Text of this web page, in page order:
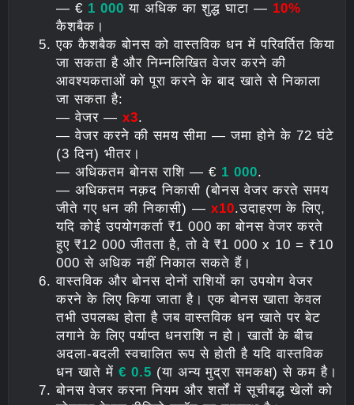
— € 1 000 या अधिक का शुद्ध घाटा — 10%
कैशबैक।
एक कैशबैक बोनस को वास्तविक धन में परिवर्तित किया
जा सकता है और निम्नलिखित वेजर करने की
आवश्यकताओं को पूरा करने के बाद खाते से निकाला
जा सकता है:
— वेजर — х3.
— वेजर करने की समय सीमा — जमा होने के 72 घंटे
(3 दिन) भीतर।
— अधिकतम बोनस राशि — € 1 000.
— अधिकतम नक़द निकासी (बोनस वेजर करते समय
जीते गए धन की निकासी) — x10.उदाहरण के लिए,
यदि कोई उपयोगकर्ता ₹1 000 का बोनस वेजर करते
हुए ₹12 000 जीतता है, तो वे ₹1 000 x 10 = ₹10
000 से अधिक नहीं निकाल सकते हैं।
वास्तविक और बोनस दोनों राशियों का उपयोग वेजर
करने के लिए किया जाता है। एक बोनस खाता केवल
तभी उपलब्ध होता है जब वास्तविक धन खाते पर बेट
लगाने के लिए पर्याप्त धनराशि न हो। खातों के बीच
अदला-बदली स्वचालित रूप से होती है यदि वास्तविक
धन खाते में € 0.5 (या अन्य मुद्रा समकक्ष) से कम है।
बोनस वेजर करना नियम और शर्तों में सूचीबद्ध खेलों को